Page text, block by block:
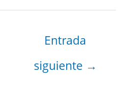
Entrada
siguiente →